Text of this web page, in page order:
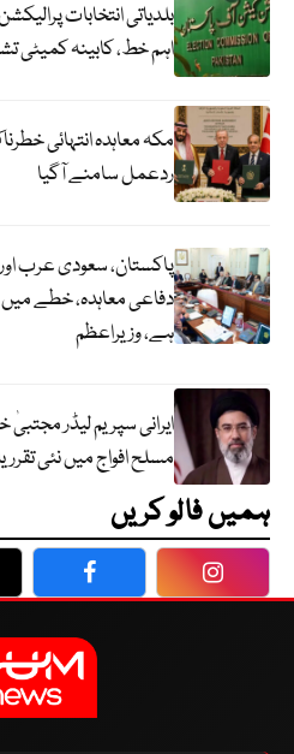
بلدیاتی انتخابات
اہم خط، کابینہ کمیٹی
مکہ معاہدہ انتہائی
ردعمل سامنے آگیا
پاکستان، سعودی عرب
دفاعی معاہدہ، خطے
ہے، وزیراعظم
ایرانی سپریم لیڈر مجتبیٰ
مسلح افواج میں نئی
ہمیں فالو کریں
Facebook